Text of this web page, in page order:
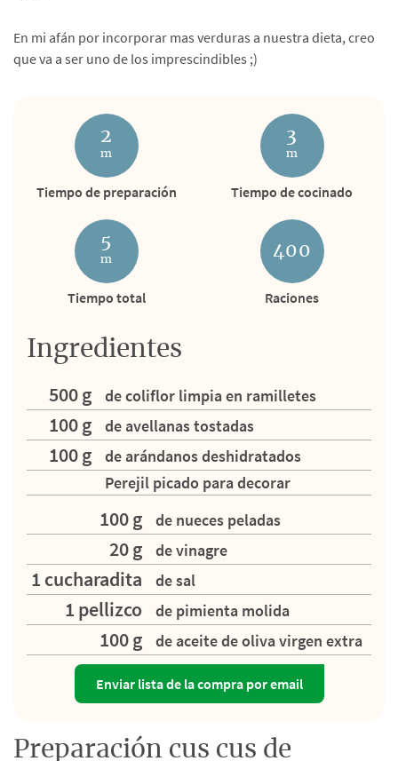
En mi afán por incorporar mas verduras a nuestra dieta, creo
que va a ser uno de los imprescindibles ;)
2
m
Tiempo de preparación
3
m
Tiempo de cocinado
5
m
Tiempo total
400
Raciones
Ingredientes
500 g
de coliflor limpia en ramilletes
100 g de avellanas tostadas
100 g
de arándanos deshidratados
Perejil picado para decorar
100 g de nueces peladas
20 g de vinagre
1 cucharadita de sal
1 pellizco de pimienta molida
100 g de aceite de oliva virgen extra
Enviar lista de la compra por email
Preparación cus cus de